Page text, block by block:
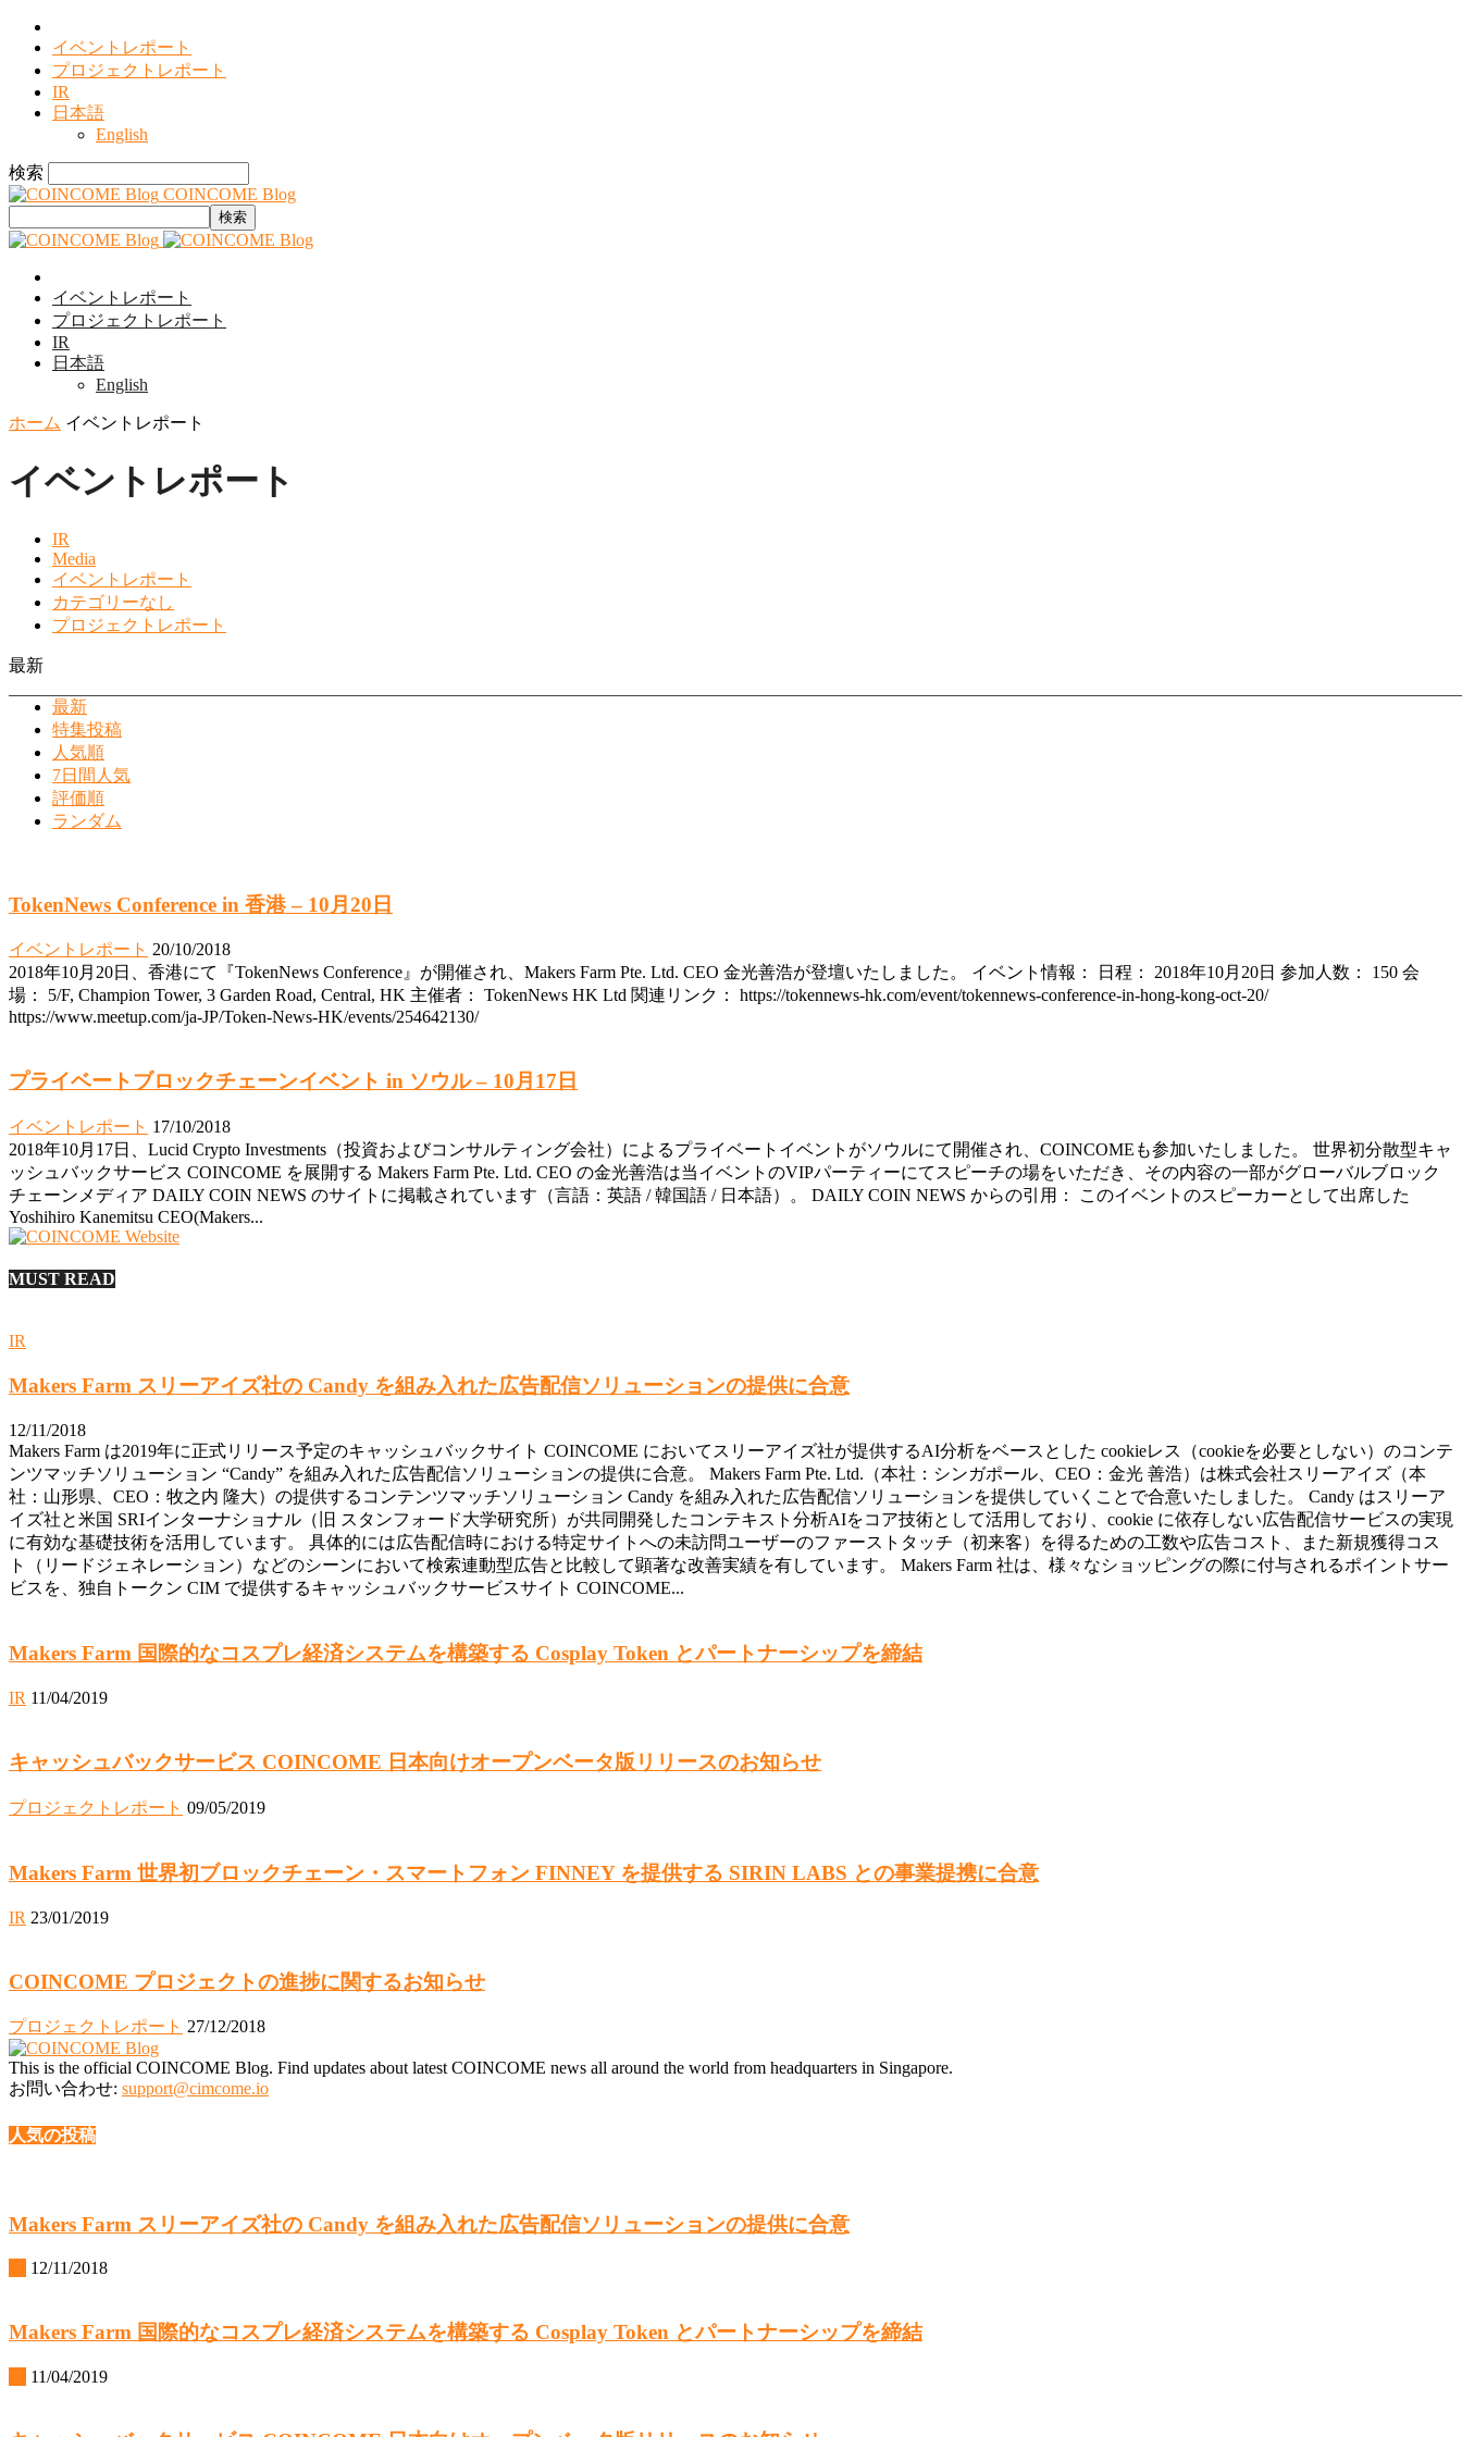
イベントレポート
プロジェクトレポート
IR
日本語
English
検索
COINCOME Blog
イベントレポート
プロジェクトレポート
IR
日本語
English
ホーム イベントレポート
イベントレポート
IR
Media
イベントレポート
カテゴリーなし
プロジェクトレポート
最新
最新
特集投稿
人気順
7日間人気
評価順
ランダム
TokenNews Conference in 香港 – 10月20日
イベントレポート 20/10/2018
2018年10月20日、香港にて『TokenNews Conference』が開催され、Makers Farm Pte. Ltd. CEO 金光善浩が登壇いたしました。 イベント情報： 日程： 2018年10月20日 参加人数： 150 会
場： 5/F, Champion Tower, 3 Garden Road, Central, HK 主催者： TokenNews HK Ltd 関連リンク： https://tokennews-hk.com/event/tokennews-conference-in-hong-kong-oct-20/
https://www.meetup.com/ja-JP/Token-News-HK/events/254642130/
プライベートブロックチェーンイベント in ソウル – 10月17日
イベントレポート 17/10/2018
2018年10月17日、Lucid Crypto Investments（投資およびコンサルティング会社）によるプライベートイベントがソウルにて開催され、COINCOMEも参加いたしました。 世界初分散型キャ
ッシュバックサービス COINCOME を展開する Makers Farm Pte. Ltd. CEO の金光善浩は当イベントのVIPパーティーにてスピーチの場をいただき、その内容の一部がグローバルブロック
チェーンメディア DAILY COIN NEWS のサイトに掲載されています（言語：英語 / 韓国語 / 日本語）。 DAILY COIN NEWS からの引用： このイベントのスピーカーとして出席した
Yoshihiro Kanemitsu CEO(Makers...
MUST READ
IR
Makers Farm スリーアイズ社の Candy を組み入れた広告配信ソリューションの提供に合意
12/11/2018
Makers Farm は2019年に正式リリース予定のキャッシュバックサイト COINCOME においてスリーアイズ社が提供するAI分析をベースとした cookieレス（cookieを必要としない）のコンテ
ンツマッチソリューション “Candy” を組み入れた広告配信ソリューションの提供に合意。 Makers Farm Pte. Ltd.（本社：シンガポール、CEO：金光 善浩）は株式会社スリーアイズ（本
社：山形県、CEO：牧之内 隆大）の提供するコンテンツマッチソリューション Candy を組み入れた広告配信ソリューションを提供していくことで合意いたしました。 Candy はスリーア
イズ社と米国 SRIインターナショナル（旧 スタンフォード大学研究所）が共同開発したコンテキスト分析AIをコア技術として活用しており、cookie に依存しない広告配信サービスの実現
に有効な基礎技術を活用しています。 具体的には広告配信時における特定サイトへの未訪問ユーザーのファーストタッチ（初来客）を得るための工数や広告コスト、また新規獲得コス
ト（リードジェネレーション）などのシーンにおいて検索連動型広告と比較して顕著な改善実績を有しています。 Makers Farm 社は、様々なショッピングの際に付与されるポイントサー
ビスを、独自トークン CIM で提供するキャッシュバックサービスサイト COINCOME...
Makers Farm 国際的なコスプレ経済システムを構築する Cosplay Token とパートナーシップを締結
IR 11/04/2019
キャッシュバックサービス COINCOME 日本向けオープンベータ版リリースのお知らせ
プロジェクトレポート 09/05/2019
Makers Farm 世界初ブロックチェーン・スマートフォン FINNEY を提供する SIRIN LABS との事業提携に合意
IR 23/01/2019
COINCOME プロジェクトの進捗に関するお知らせ
プロジェクトレポート 27/12/2018
This is the official COINCOME Blog. Find updates about latest COINCOME news all around the world from headquarters in Singapore.
お問い合わせ: support@cimcome.io
人気の投稿
Makers Farm スリーアイズ社の Candy を組み入れた広告配信ソリューションの提供に合意
12/11/2018
Makers Farm 国際的なコスプレ経済システムを構築する Cosplay Token とパートナーシップを締結
11/04/2019